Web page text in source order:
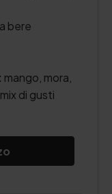
bere
mango, mora,
di gusti